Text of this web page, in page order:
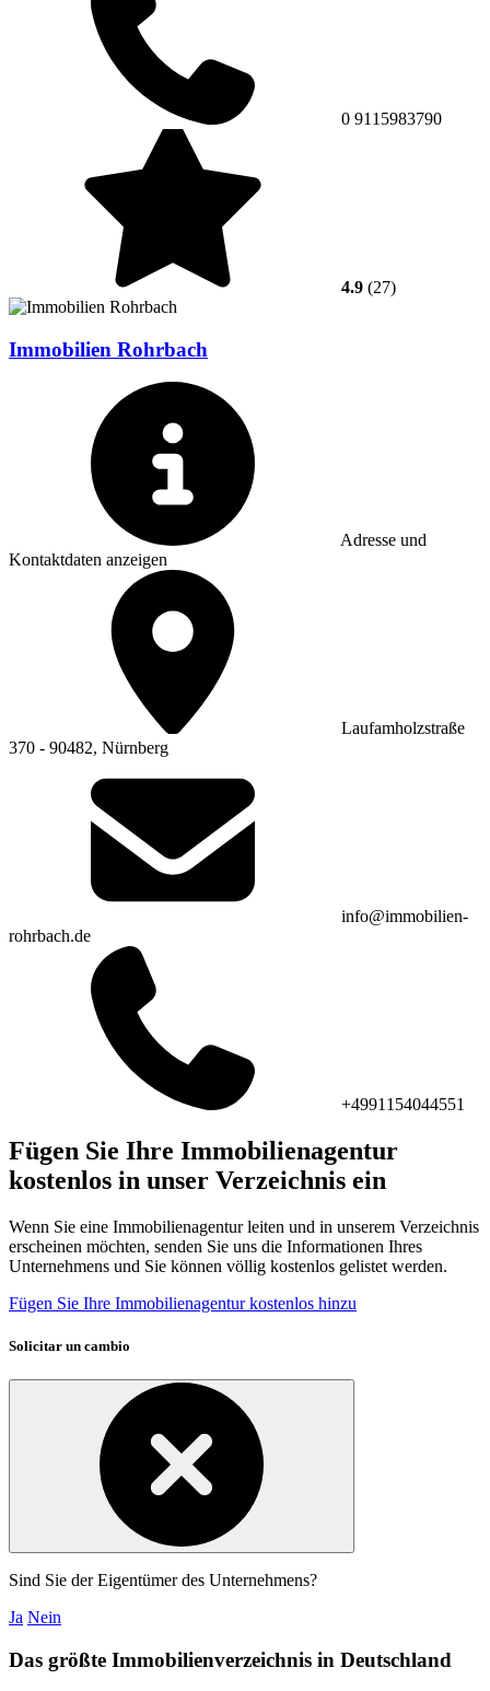
0 9115983790
4.9 (27)
Immobilien Rohrbach
Adresse und
Kontaktdaten anzeigen
Laufamholzstraße
370 - 90482, Nürnberg
info@immobilien-
rohrbach.de
+4991154044551
Fügen Sie Ihre Immobilienagentur
kostenlos in unser Verzeichnis ein
Wenn Sie eine Immobilienagentur leiten und in unserem Verzeichnis
erscheinen möchten, senden Sie uns die Informationen Ihres
Unternehmens und Sie können völlig kostenlos gelistet werden.
Fügen Sie Ihre Immobilienagentur kostenlos hinzu
Solicitar un cambio
Sind Sie der Eigentümer des Unternehmens?
Ja Nein
Das größte Immobilienverzeichnis in Deutschland